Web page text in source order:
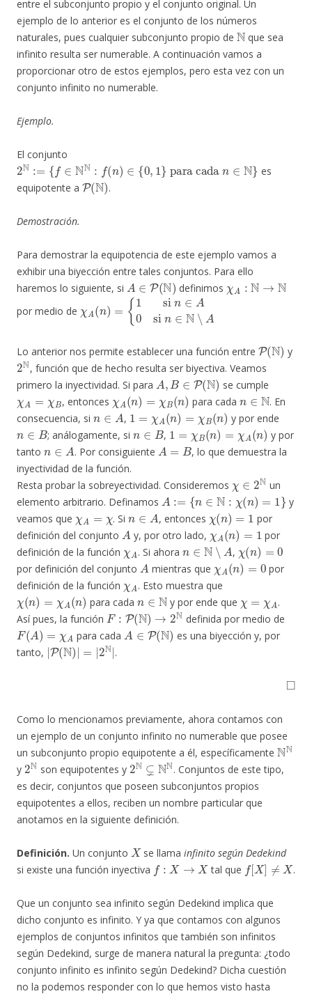
entre el subconjunto propio y el conjunto original. Un
ejemplo de lo anterior es el conjunto de los números
naturales, pues cualquier subconjunto propio de
N
que sea
infinito resulta ser numerable. A continuación vamos a
proporcionar otro de estos ejemplos, pero esta vez con un
conjunto infinito no numerable.
Ejemplo.
El conjunto
2N:={f∈N N:f( ∈ 0 para cada ∈
es
equipotente a
P( N)
.
Demostración.
Para demostrar la equipotencia de este ejemplo vamos a
exhibir una biyección entre tales conjuntos. Para ello
haremos lo siguiente, si
A∈P(N)
definimos
χA:N→
por medio de
(n )
si n 0si ∈N∖ A
Lo anterior nos permite establecer una función entre
P( N)
y
2N
, función que de hecho resulta ser biyectiva. Veamos
primero la inyectividad. Si para
A, B∈ P(N)
se cumple
χA=χB
, entonces
χA(n)=χ B(n)
para cada
n∈N
. En
consecuencia, si
n∈ A
,
1= (n)=χB(n)
y por ende
n∈B
; análogamente, si
n B
,
1= (n)=χA( n)
y por
tanto
n ∈A
. Por consiguiente
A=B
, lo que demuestra la
inyectividad de la función.
Resta probar la sobreyectividad. Consideremos
2N
un
elemento arbitrario. Definamos
A:={n∈N:χ(n )= 1}
y
veamos que
χA=χ
. Si
n∈A
, entonces
χ (n )=1
por
definición del conjunto
A
y, por otro lado,
χA(n ) 1
por
definición de la función
χA
. Si ahora
n∈N∖A
,
χ (n )=0
por definición del conjunto
A
mientras que
χA(n)=0
por
definición de la función
χA
. Esto muestra que
χ(n)=χA n)
para cada
n∈N
y por ende que
.
Así pues, la función
F:P(N)→2 N
definida por medio de
F(A)=χA
para cada
A ∈P(N)
es una biyección y, por
tanto,
|P(N)|=|2N|
.
◻
Como lo mencionamos previamente, ahora contamos con
un ejemplo de un conjunto infinito no numerable que posee
un subconjunto propio equipotente a él, específicamente
NN
y
2N
son equipotentes y
2N⊊NN
. Conjuntos de este tipo,
es decir, conjuntos que poseen subconjuntos propios
equipotentes a ellos, reciben un nombre particular que
anotamos en la siguiente definición.
Definición. Un conjunto
X
se llamainfinito según Dedekind
si existe una función inyectiva
f:X→X
tal que
f[X]≠X
.
Que un conjunto sea infinito según Dedekind implica que
dicho conjunto es infinito. Y ya que contamos con algunos
ejemplos de conjuntos infinitos que también son infinitos
según Dedekind, surge de manera natural la pregunta: ¿todo
conjunto infinito es infinito según Dedekind? Dicha cuestión
no la podemos responder con lo que hemos visto hasta